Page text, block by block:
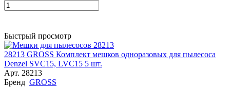
Быстрый просмотр
28213 GROSS Комплект мешков одноразовых для пылесоса
Denzel SVC15, LVC15 5 шт.
Арт. 28213
Бренд GROSS